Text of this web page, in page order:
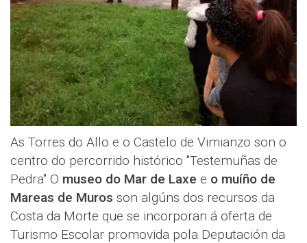
As Torres do Allo e o Castelo de Vimianzo son o
centro do percorrido histórico "Testemuñas de
Pedra" O museo do Mar de Laxe e o muíño de
Mareas de Muros son algúns dos recursos da
Costa da Morte que se incorporan á oferta de
Turismo Escolar promovida pola Deputación da